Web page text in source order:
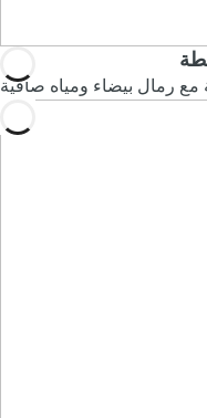
مع رمال بيضاء ومياه صافية